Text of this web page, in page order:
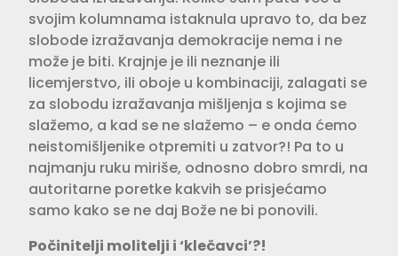
svojim kolumnama istaknula upravo to, da bez
slobode izražavanja demokracije nema i ne
može je biti. Krajnje je ili neznanje ili
licemjerstvo, ili oboje u kombinaciji, zalagati se
za slobodu izražavanja mišljenja s kojima se
slažemo, a kad se ne slažemo – e onda ćemo
neistomišljenike otpremiti u zatvor?! Pa to u
najmanju ruku miriše, odnosno dobro smrdi, na
autoritarne poretke kakvih se prisjećamo
samo kako se ne daj Bože ne bi ponovili.
Počinitelji molitelji i ‘klečavci’?!